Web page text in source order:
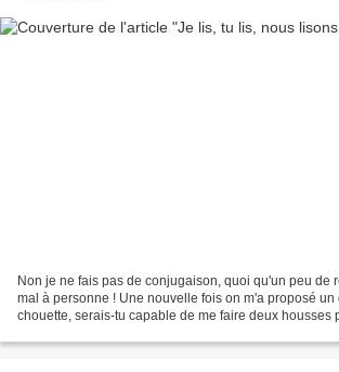
Non je ne fais pas de conjugaison, quoi qu'un peu de
mal à personne ! Une nouvelle fois on m'a proposé un
chouette, serais-tu capable de me faire deux housses